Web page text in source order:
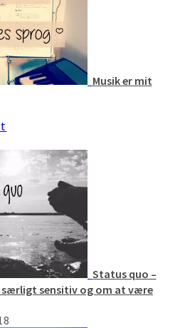
Musik er mit
Status quo –
sensitiv og om at være